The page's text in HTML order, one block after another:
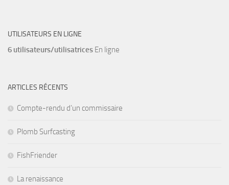
UTILISATEURS EN LIGNE
6 utilisateurs/utilisatrices En ligne
ARTICLES RÉCENTS
Compte-rendu d’un commissaire
Plomb Surfcasting
FishFriender
La renaissance